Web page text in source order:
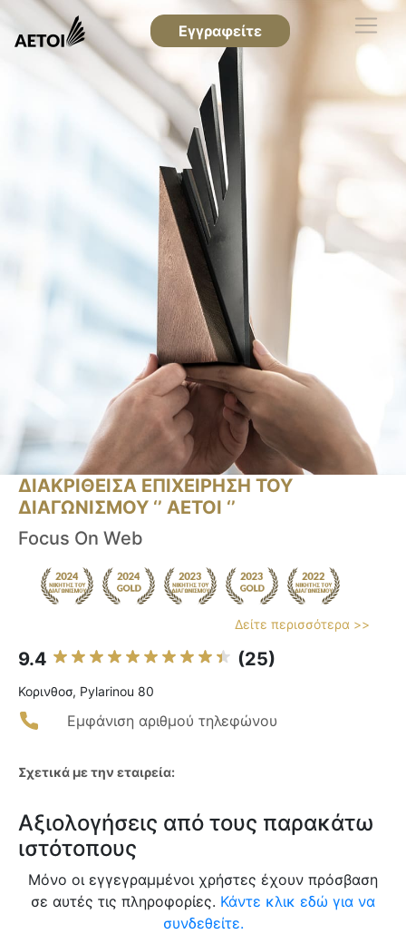
Εγγραφείτε
ΔΙΑΚΡΙΘΕΙΣΑ ΕΠΙΧΕΙΡΗΣΗ ΤΟΥ
ΔΙΑΓΩΝΙΣΜΟΥ ‘’ ΑΕΤΟΙ ‘’
Focus On Web
Δείτε περισσότερα >>
9.4 (25)
Κορινθοσ, Pylarinou 80
Εμφάνιση αριθμού τηλεφώνου
Σχετικά με την εταιρεία:
Αξιολογήσεις από τους παρακάτω
ιστότοπους
Μόνο οι εγγεγραμμένοι χρήστες έχουν πρόσβαση
σε αυτές τις πληροφορίες. Κάντε κλικ εδώ για να
συνδεθείτε.